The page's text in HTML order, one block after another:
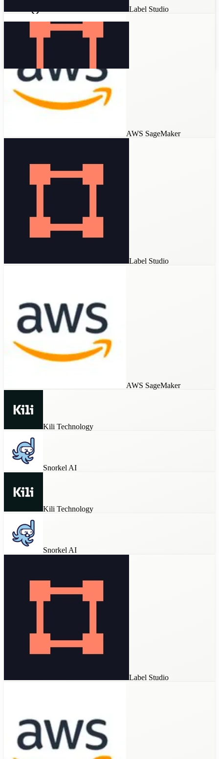
Custom Tools
Label Studio
AWS SageMaker
Label Studio
AWS SageMaker
Kili Technology
Snorkel AI
Kili Technology
Snorkel AI
Label Studio